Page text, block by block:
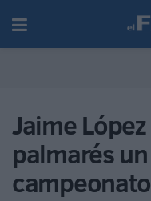
Jaime
palmarés